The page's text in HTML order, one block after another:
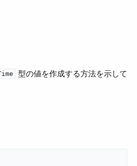
​ 型の値を作成する方法を示して